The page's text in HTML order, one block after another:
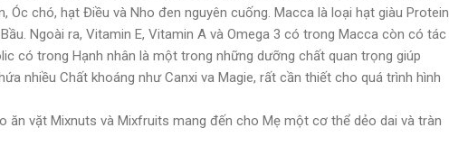
Óc chó, hạt Điều và Nho đen nguyên cuống. Macca là loại hạt giàu Protein
Ngoài ra, Vitamin E, Vitamin A và Omega 3 có trong Macca còn có tác
có trong Hạnh nhân là một trong những dưỡng chất quan trọng giúp
nhiều Chất khoáng như Canxi va Magie, rất cần thiết cho quá trình hình
vặt Mixnuts và Mixfruits mang đến cho Mẹ một cơ thể dẻo dai và tràn